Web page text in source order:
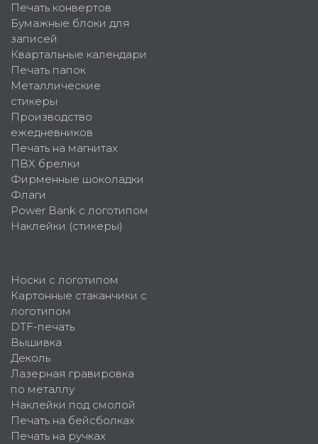
Печать конвертов
Бумажные блоки для
записей
Квартальные календари
Печать папок
Металлические
стикеры
Производство
ежедневников
Печать на магнитах
ПВХ брелки
Фирменные шоколадки
Флаги
Power Bank с логотипом
Наклейки (стикеры)
Носки с логотипом
Картонные стаканчики с
логотипом
DTF-печать
Вышивка
Деколь
Лазерная гравировка
по металлу
Наклейки под смолой
Печать на бейсболках
Печать на ручках